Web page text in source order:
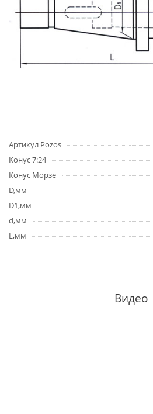
Артикул Pozos
Конус 7:24
Конус Морзе
D,мм
D1,мм
d,мм
L,мм
Видео